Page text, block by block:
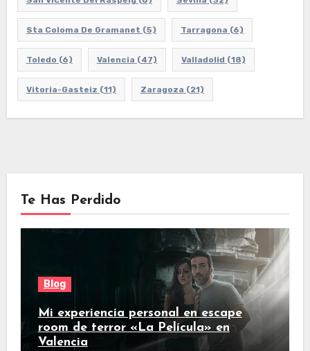
Sta Coloma De Gramanet (5) Tarragona (6)
Toledo (6) Valencia (47) Valladolid (18)
Vitoria-Gasteiz (11) Zaragoza (21)
Te Has Perdido
Blog
Mi experiencia personal en escape
room de terror «La Película» en
Valencia